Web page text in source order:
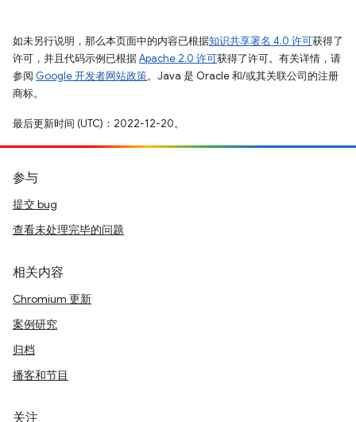
如未另行说明，那么本页面中的内容已根据知识共享署名 4.0 许可获得了
许可，并且代码示例已根据Apache 2.0 许可获得了许可。有关详情，请
参阅 Google 开发者网站政策。Java 是 Oracle 和/或其关联公司的注册
商标。
最后更新时间 (UTC)：2022-12-20。
参与
提交 bug
查看未处理完毕的问题
相关内容
Chromium 更新
案例研究
归档
播客和节目
关注